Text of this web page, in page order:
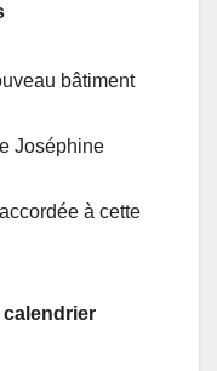
bâtiment
Joséphine
à cette